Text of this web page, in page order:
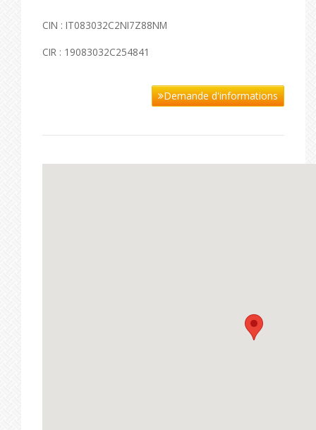
CIN : IT083032C2NI7Z88NM
CIR : 19083032C254841
Demande d'informations